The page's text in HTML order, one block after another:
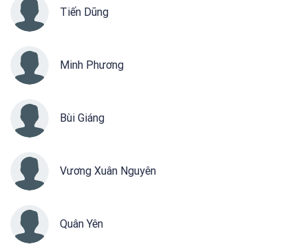
Tiến Dũng
Minh Phương
Bùi Giáng
Vương Xuân Nguyên
Quân Yên